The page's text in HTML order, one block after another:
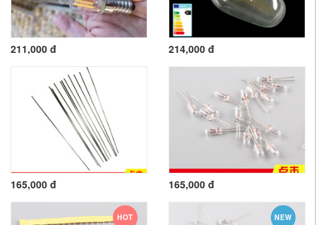
211,000 đ 214,000 đ
165,000 đ 165,000 đ
HOT NEW